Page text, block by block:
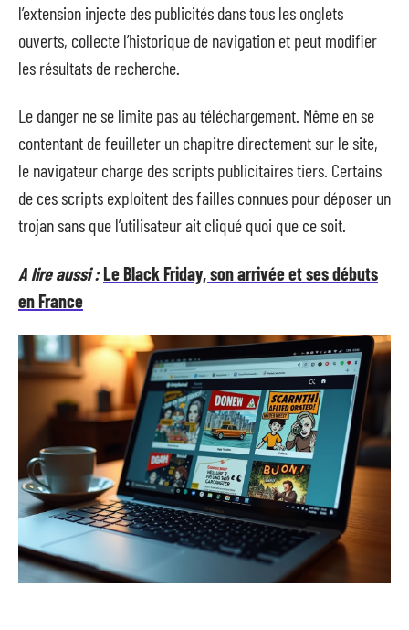
l’extension injecte des publicités dans tous les onglets
ouverts, collecte l’historique de navigation et peut modifier
les résultats de recherche.
Le danger ne se limite pas au téléchargement. Même en se
contentant de feuilleter un chapitre directement sur le site,
le navigateur charge des scripts publicitaires tiers. Certains
de ces scripts exploitent des failles connues pour déposer un
trojan sans que l’utilisateur ait cliqué quoi que ce soit.
A lire aussi :Le Black Friday, son arrivée et ses débuts
en France